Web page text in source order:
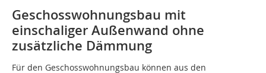
Geschosswohnungsbau mit
einschaliger Außenwand ohne
zusätzliche Dämmung
Für den Geschosswohnungsbau können aus den